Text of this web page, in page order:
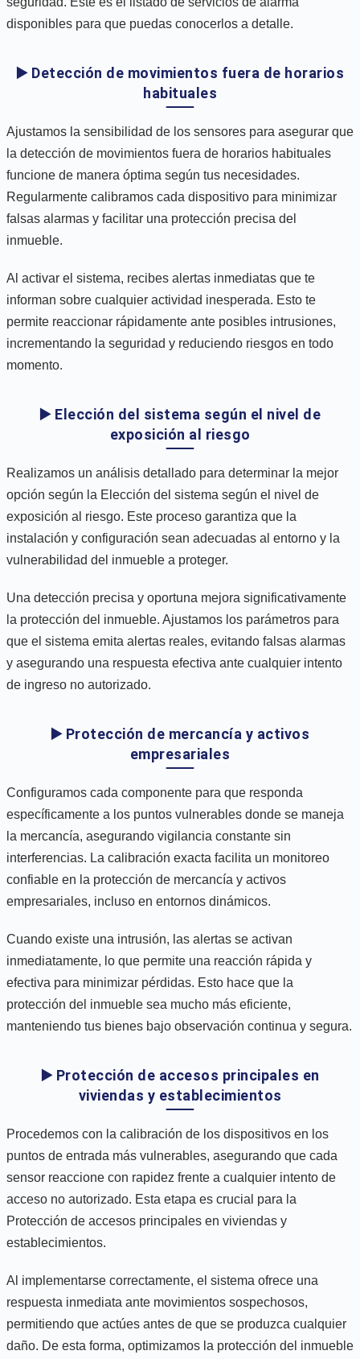
disponibles para que puedas conocerlos a detalle.
▶️ Detección de movimientos fuera de horarios
habituales
Ajustamos la sensibilidad de los sensores para asegurar que
la detección de movimientos fuera de horarios habituales
funcione de manera óptima según tus necesidades.
Regularmente calibramos cada dispositivo para minimizar
falsas alarmas y facilitar una protección precisa del
inmueble.
Al activar el sistema, recibes alertas inmediatas que te
informan sobre cualquier actividad inesperada. Esto te
permite reaccionar rápidamente ante posibles intrusiones,
incrementando la seguridad y reduciendo riesgos en todo
momento.
▶️ Elección del sistema según el nivel de
exposición al riesgo
Realizamos un análisis detallado para determinar la mejor
opción según la Elección del sistema según el nivel de
exposición al riesgo. Este proceso garantiza que la
instalación y configuración sean adecuadas al entorno y la
vulnerabilidad del inmueble a proteger.
Una detección precisa y oportuna mejora significativamente
la protección del inmueble. Ajustamos los parámetros para
que el sistema emita alertas reales, evitando falsas alarmas
y asegurando una respuesta efectiva ante cualquier intento
de ingreso no autorizado.
▶️ Protección de mercancía y activos
empresariales
Configuramos cada componente para que responda
específicamente a los puntos vulnerables donde se maneja
la mercancía, asegurando vigilancia constante sin
interferencias. La calibración exacta facilita un monitoreo
confiable en la protección de mercancía y activos
empresariales, incluso en entornos dinámicos.
Cuando existe una intrusión, las alertas se activan
inmediatamente, lo que permite una reacción rápida y
efectiva para minimizar pérdidas. Esto hace que la
protección del inmueble sea mucho más eficiente,
manteniendo tus bienes bajo observación continua y segura.
▶️ Protección de accesos principales en
viviendas y establecimientos
Procedemos con la calibración de los dispositivos en los
puntos de entrada más vulnerables, asegurando que cada
sensor reaccione con rapidez frente a cualquier intento de
acceso no autorizado. Esta etapa es crucial para la
Protección de accesos principales en viviendas y
establecimientos.
Al implementarse correctamente, el sistema ofrece una
respuesta inmediata ante movimientos sospechosos,
permitiendo que actúes antes de que se produzca cualquier
daño. De esta forma, optimizamos la protección del inmueble